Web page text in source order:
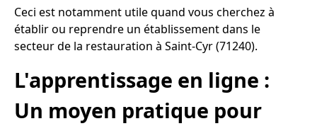
Ceci est notamment utile quand vous cherchez à
établir ou reprendre un établissement dans le
secteur de la restauration à Saint-Cyr (71240).
L'apprentissage en ligne :
Un moyen pratique pour